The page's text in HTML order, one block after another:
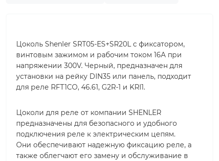
Цоколь Shenler SRT05-ES+SR20L с фиксатором,
винтовым зажимом и рабочим током 16A при
напряжении 300V. Черный, предназначен для
установки на рейку DIN35 или панель, подходит
для реле RFT1CO, 46.61, G2R-1 и KRI1.
Цоколи для реле от компании SHENLER
предназначены для безопасного и удобного
подключения реле к электрическим цепям.
Они обеспечивают надежную фиксацию реле, а
также облегчают его замену и обслуживание в